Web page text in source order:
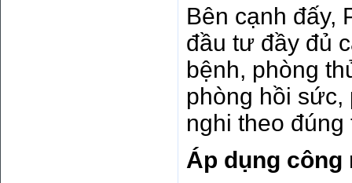
Bên cạnh đấy,
đầu tư đầy đủ
bệnh, phòng
phòng hồi
nghi theo đúng
Áp dụng